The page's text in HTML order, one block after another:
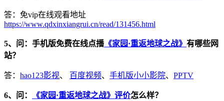
答：免vip在线观看地址
https://www.qdxinxiangrui.cn/read/131456.html
5、问：手机版免费在线点播《家园·重返地球之战》 有哪些网
站？
答： hao123影视、 百度视频、 手机版小小影院、 PPTV
6、问： 《家园·重返地球之战》评价怎么样？